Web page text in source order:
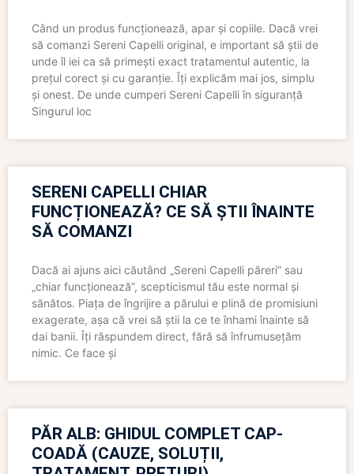
Când un produs funcționează, apar și copiile. Dacă vrei
să comanzi Sereni Capelli original, e important să știi de
unde îl iei ca să primești exact tratamentul autentic, la
prețul corect și cu garanție. Îți explicăm mai jos, simplu
și onest. De unde cumperi Sereni Capelli în siguranță
Singurul loc
SERENI CAPELLI CHIAR
FUNCȚIONEAZĂ? CE SĂ ȘTII ÎNAINTE
SĂ COMANZI
Dacă ai ajuns aici căutând „Sereni Capelli păreri” sau
„chiar funcționează”, scepticismul tău este normal și
sănătos. Piața de îngrijire a părului e plină de promisiuni
exagerate, așa că vrei să știi la ce te înhami înainte să
dai banii. Îți răspundem direct, fără să înfrumusețăm
nimic. Ce face și
PĂR ALB: GHIDUL COMPLET CAP-
COADĂ (CAUZE, SOLUȚII,